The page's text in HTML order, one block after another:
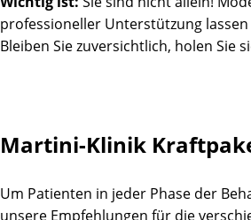
professioneller Unterstützung
Bleiben Sie zuversichtlich, holen Sie
Martini-Klinik
Um Patienten in jeder Phase der
unsere Empfehlungen für die